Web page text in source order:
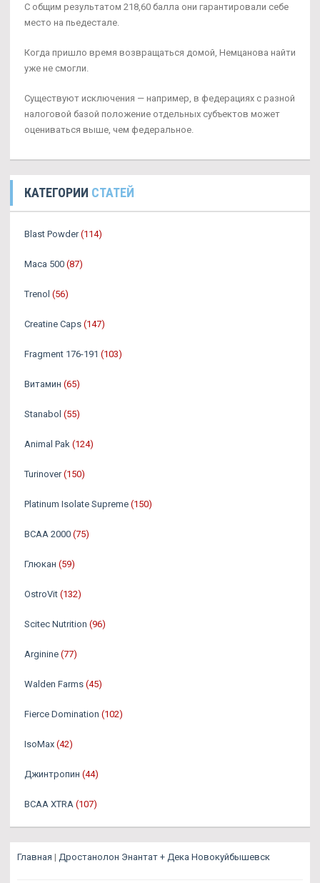
С общим результатом 218,60 балла они гарантировали себе
место на пьедестале.
Когда пришло время возвращаться домой, Немцанова найти
уже не смогли.
Существуют исключения — например, в федерациях с разной
налоговой базой положение отдельных субъектов может
оцениваться выше, чем федеральное.
КАТЕГОРИИ СТАТЕЙ
Blast Powder (114)
Maca 500 (87)
Trenol (56)
Creatine Caps (147)
Fragment 176-191 (103)
Витамин (65)
Stanabol (55)
Animal Pak (124)
Turinover (150)
Platinum Isolate Supreme (150)
BCAA 2000 (75)
Глюкан (59)
OstroVit (132)
Scitec Nutrition (96)
Arginine (77)
Walden Farms (45)
Fierce Domination (102)
IsoMax (42)
Джинтропин (44)
BCAA XTRA (107)
Главная | Дростанолон Энантат + Дека Новокуйбышевск